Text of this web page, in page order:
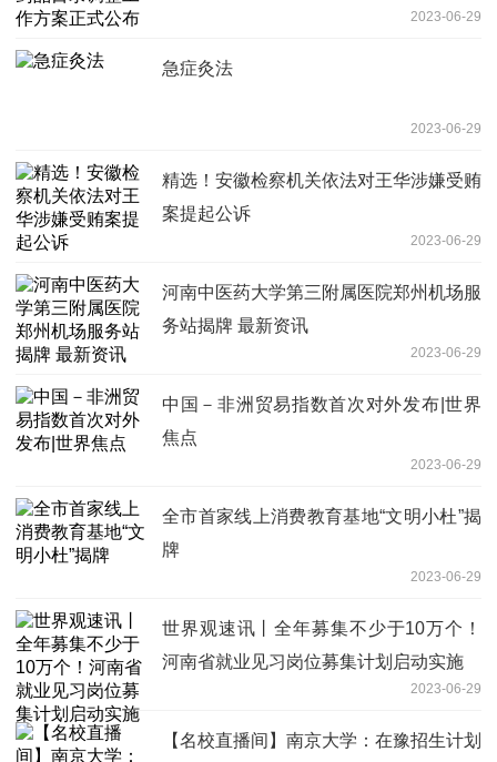
2023-06-29
急症灸法
2023-06-29
精选！安徽检察机关依法对王华涉嫌受贿
案提起公诉
2023-06-29
河南中医药大学第三附属医院郑州机场服
务站揭牌 最新资讯
2023-06-29
中国－非洲贸易指数首次对外发布|世界
焦点
2023-06-29
全市首家线上消费教育基地“文明小杜”揭
牌
2023-06-29
世界观速讯丨全年募集不少于10万个！
河南省就业见习岗位募集计划启动实施
2023-06-29
【名校直播间】南京大学：在豫招生计划